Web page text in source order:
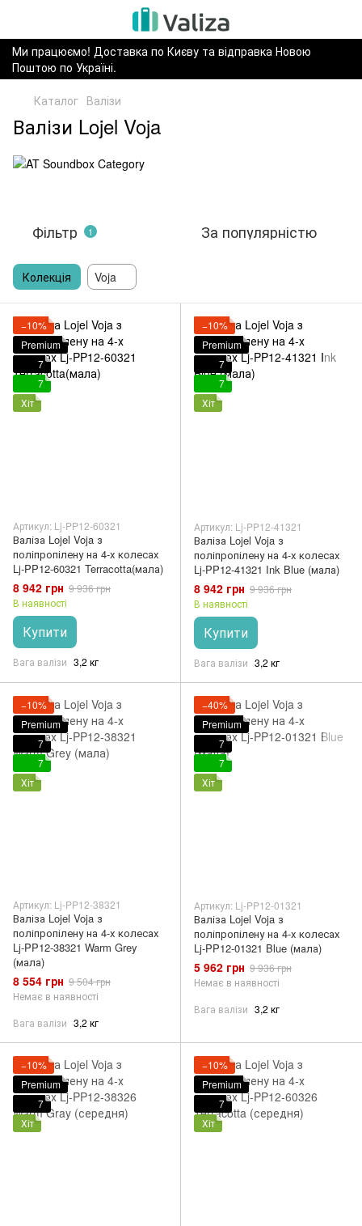
Ми працюємо! Доставка по Києву та відправка Новою
Поштою по Україні.
Каталог Валізи
Валізи Lojel Voja
Фільтр 1 За популярністю
Колекція Voja
−10%
Premium
7
7
Хіт
Артикул: Lj-PP12-60321
Валіза Lojel Voja з
поліпропілену на 4-х колесах
Lj-PP12-60321 Terracotta(мала)
8 942 грн 9 936 грн
В наявності
Купити
Вага валізи 3,2 кг
−10%
Premium
7
7
Хіт
Артикул: Lj-PP12-41321
Валіза Lojel Voja з
поліпропілену на 4-х колесах
Lj-PP12-41321 Ink Blue (мала)
8 942 грн 9 936 грн
В наявності
Купити
Вага валізи 3,2 кг
−10%
Premium
7
7
Хіт
Артикул: Lj-PP12-38321
Валіза Lojel Voja з
поліпропілену на 4-х колесах
Lj-PP12-38321 Warm Grey
(мала)
8 554 грн 9 504 грн
Немає в наявності
Вага валізи 3,2 кг
−40%
Premium
7
7
Хіт
Артикул: Lj-PP12-01321
Валіза Lojel Voja з
поліпропілену на 4-х колесах
Lj-PP12-01321 Blue (мала)
5 962 грн 9 936 грн
Немає в наявності
Вага валізи 3,2 кг
−10%
Premium
7
Хіт
−10%
Premium
7
Хіт